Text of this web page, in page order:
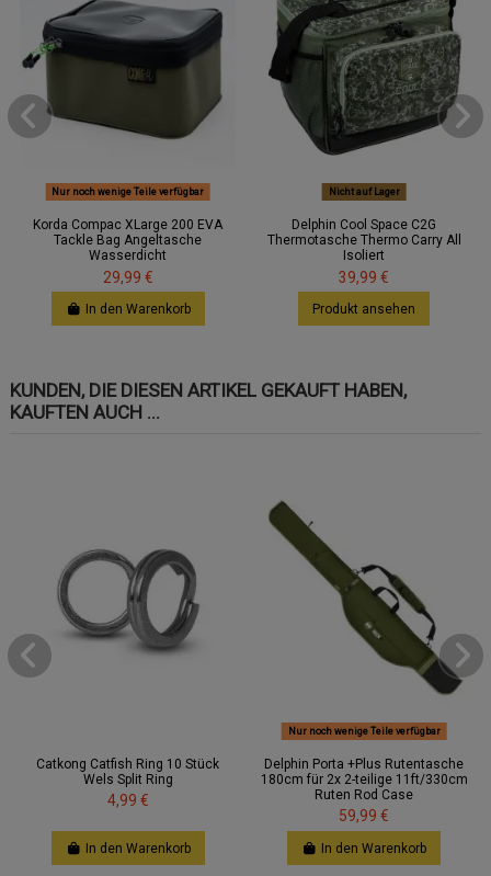
Nur noch wenige Teile verfügbar
Korda Compac XLarge 200 EVA
Tackle Bag Angeltasche
Wasserdicht
29,99 €
In den Warenkorb
Nicht auf Lager
Delphin Cool Space C2G
Thermotasche Thermo Carry All
Isoliert
39,99 €
Produkt ansehen
KUNDEN, DIE DIESEN ARTIKEL GEKAUFT HABEN,
KAUFTEN AUCH ...
Catkong Catfish Ring 10 Stück
Wels Split Ring
4,99 €
In den Warenkorb
Nur noch wenige Teile verfügbar
Delphin Porta +Plus Rutentasche
180cm für 2x 2-teilige 11ft/330cm
Ruten Rod Case
59,99 €
In den Warenkorb